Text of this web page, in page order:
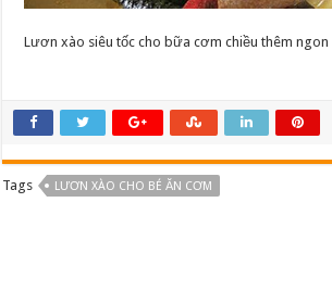
Lươn xào siêu tốc cho bữa cơm chiều thêm ngon
Tags LƯƠN XÀO CHO BÉ ĂN CƠM